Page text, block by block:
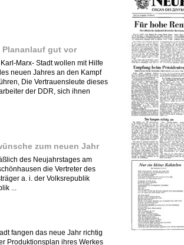
gut vor
Marx- Stadt wollen mit Hilfe
neuen Jahres an den Kampf
Die Vertrauensleute dieses
der DDR, sich ihnen
zum neuen Jahr
des Neujahrstages am
die Vertreter des
a. i. der Volksrepublik
...
fangen das neue Jahr richtig
Produktionsplan ihres Werkes